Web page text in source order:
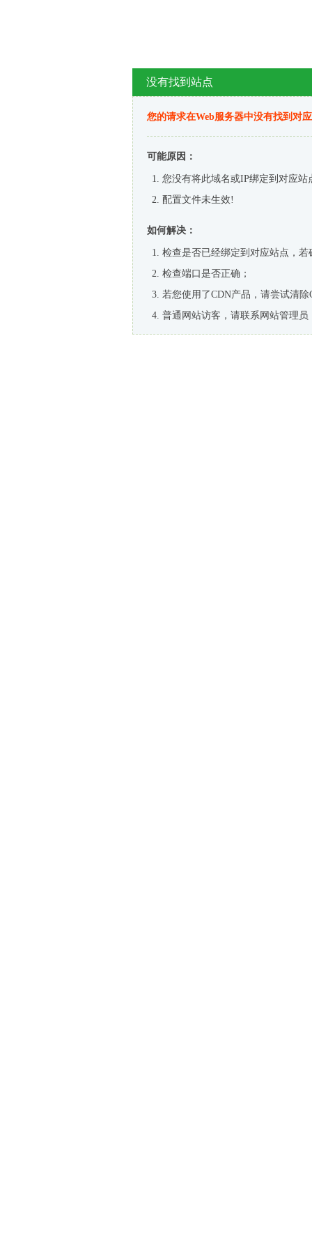
没有找到站点
您的请求在Web服务器中没有找到对
可能原因：
您没有将此域名或IP绑定到对应站
配置文件未生效!
如何解决：
检查是否已经绑定到对应站点，
检查端口是否正确；
若您使用了CDN产品，请尝试清除
普通网站访客，请联系网站管理员